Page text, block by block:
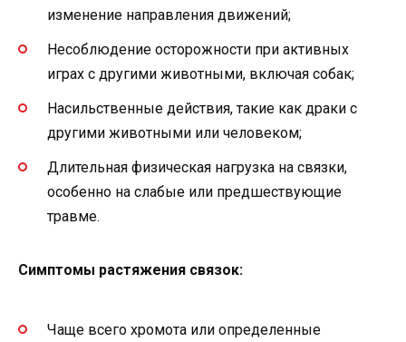
изменение направления движений;
Несоблюдение осторожности при активных
играх с другими животными, включая собак;
Насильственные действия, такие как драки с
другими животными или человеком;
Длительная физическая нагрузка на связки,
особенно на слабые или предшествующие
травме.
Симптомы растяжения связок:
Чаще всего хромота или определенные